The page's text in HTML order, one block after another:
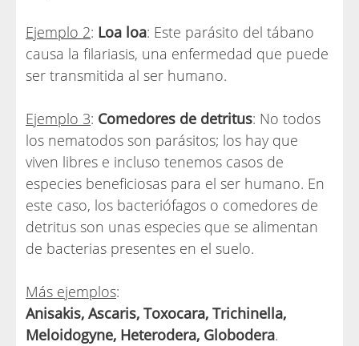
Ejemplo 2: Loa loa: Este parásito del tábano
causa la filariasis, una enfermedad que puede
ser transmitida al ser humano.
Ejemplo 3: Comedores de detritus: No todos
los nematodos son parásitos; los hay que
viven libres e incluso tenemos casos de
especies beneficiosas para el ser humano. En
este caso, los bacteriófagos o comedores de
detritus son unas especies que se alimentan
de bacterias presentes en el suelo.
Más ejemplos:
Anisakis, Ascaris, Toxocara, Trichinella,
Meloidogyne, Heterodera, Globodera.